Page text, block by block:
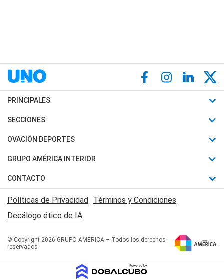
PRINCIPALES
Últimas Noticias
Política
Judiciales
Economia
SECCIONES
Horóscopo
Motores
Trucos caseros
Series y Películas
Edictos y Solicitadas
OVACIÓN DEPORTES
Fútbol
Mundial
Automovilismo
Rugby
Básquet
GRUPO AMÉRICA INTERIOR
Canal 7 en Vivo
San Juan 8
CONTACTO
Acerca de Nosotros
Contactanos
Políticas de Privacidad Términos y Condiciones
Decálogo ético de IA
© Copyright 2026 GRUPO AMERICA – Todos los derechos
reservados